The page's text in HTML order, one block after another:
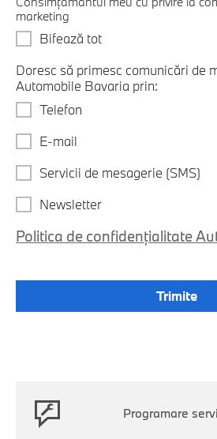
marketing
Bifează tot
Doresc să primesc comunicări de
Automobile Bavaria prin:
Telefon
E-mail
Servicii de mesagerie (SMS)
Newsletter
Politica de confidențialitate
Programare